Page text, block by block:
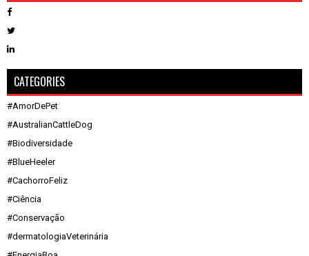
CATEGORIES
#AmorDePet
#AustralianCattleDog
#Biodiversidade
#BlueHeeler
#CachorroFeliz
#Ciência
#Conservação
#dermatologiaVeterinária